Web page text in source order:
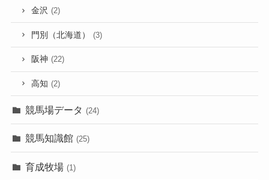
金沢 (2)
門別（北海道） (3)
阪神 (22)
高知 (2)
競馬場データ (24)
競馬知識館 (25)
育成牧場 (1)